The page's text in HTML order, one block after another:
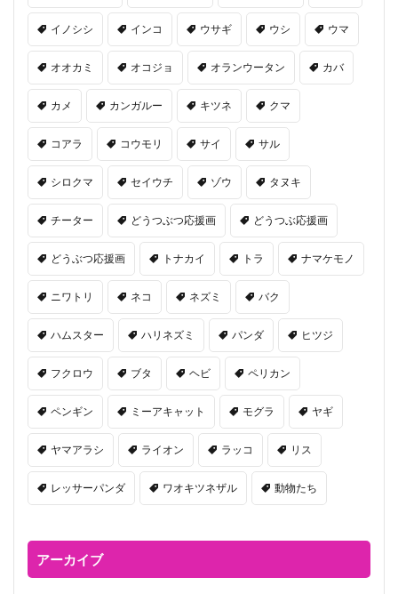
イノシシ インコ ウサギ ウシ ウマ
オオカミ オコジョ オランウータン カバ
カメ カンガルー キツネ クマ
コアラ コウモリ サイ サル
シロクマ セイウチ ゾウ タヌキ
チーター どうつぶつ応援画 どうつぶ応援画
どうぶつ応援画 トナカイ トラ ナマケモノ
ニワトリ ネコ ネズミ バク
ハムスター ハリネズミ パンダ ヒツジ
フクロウ ブタ ヘビ ペリカン
ペンギン ミーアキャット モグラ ヤギ
ヤマアラシ ライオン ラッコ リス
レッサーパンダ ワオキツネザル 動物たち
アーカイブ